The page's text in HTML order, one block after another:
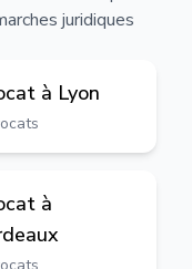
juridiques
à Lyon
à